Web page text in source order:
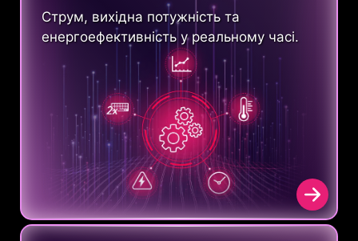
Струм, вихідна потужність та
енергоефективність у реальному часі.